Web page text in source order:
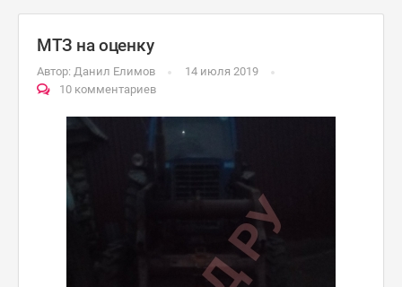
МТЗ на оценку
Автор: Данил Елимов
14 июля 2019
10 комментариев